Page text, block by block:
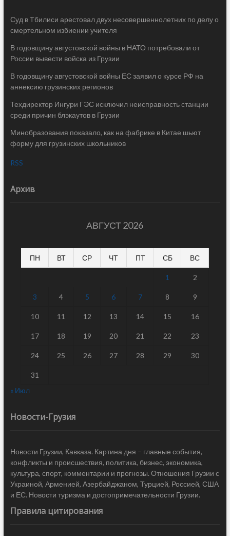
Суд в Тбилиси арестовал двух несовершеннолетних по делу о
смертельном избиении учителя
В годовщину августовской войны в НАТО потребовали от
России вывести войска из Грузии
В годовщину августовской войны ЕС заявил о курсе РФ на
аннексию грузинских регионов
Техдиректор Ингури ГЭС исключил неисправность станции
среди причин блэкаутов в Грузии
Минобразования показало, как на фабрике в Китае шьют
форму для грузинских школьников
RSS
Архив
АВГУСТ 2026
ПН ВТ СР ЧТ ПТ СБ ВС
1 2
3 4 5 6 7 8 9
10 11 12 13 14 15 16
17 18 19 20 21 22 23
24 25 26 27 28 29 30
31
« Июл
Новости-Грузия
Новости Грузии, Кавказа. Картина дня – главные события,
конфликты и происшествия, политика, бизнес, экономика,
культура, спорт, комментарии и прогнозы. Отношения Грузии с
Украиной, Арменией, Азербайджаном, Турцией, Россией, США
и ЕС. Новости туризма и достопримечательности Грузии.
Правила цитирования